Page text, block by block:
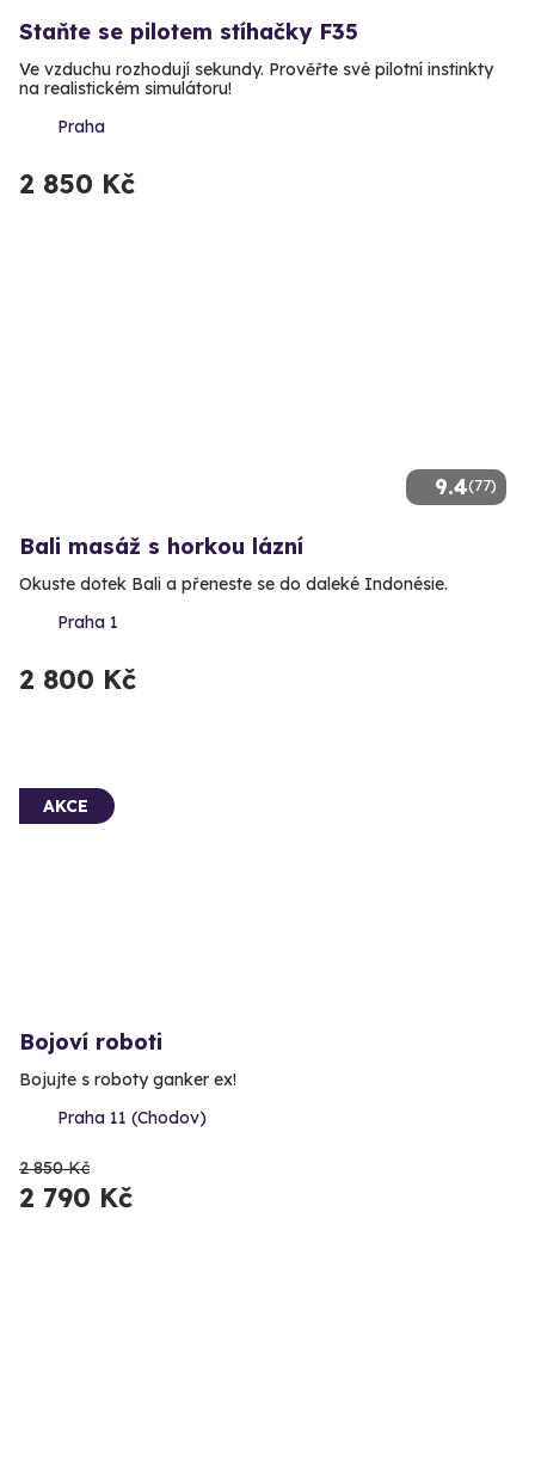
Staňte se pilotem stíhačky F35
Ve vzduchu rozhodují sekundy. Prověřte své pilotní instinkty
na realistickém simulátoru!
Praha
2 850 Kč
9.4(77)
Bali masáž s horkou lázní
Okuste dotek Bali a přeneste se do daleké Indonésie.
Praha 1
2 800 Kč
AKCE
Bojoví roboti
Bojujte s roboty ganker ex!
Praha 11 (Chodov)
2 850 Kč
2 790 Kč